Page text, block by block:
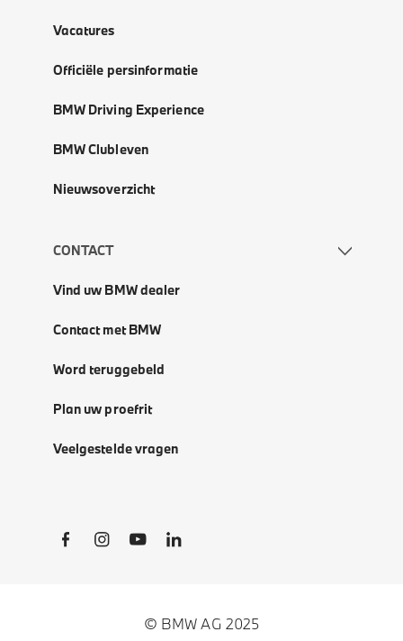
Vacatures
Officiële persinformatie
BMW Driving Experience
BMW Clubleven
Nieuwsoverzicht
CONTACT
Vind uw BMW dealer
Contact met BMW
Word teruggebeld
Plan uw proefrit
Veelgestelde vragen
Social Links
© BMW AG 2025